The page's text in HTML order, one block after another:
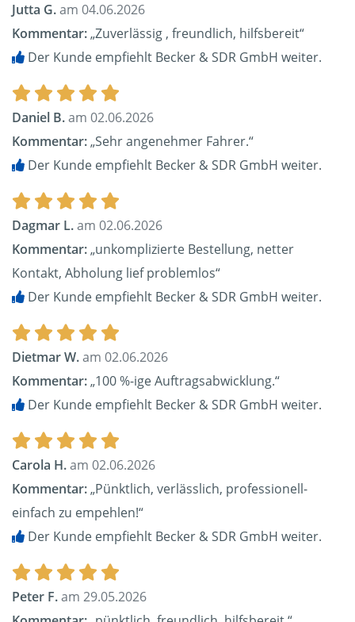
Jutta G.am 04.06.2026
Kommentar:„Zuverlässig , freundlich, hilfsbereit“
Der Kunde empfiehlt Becker & SDR GmbH weiter.
Daniel B.am 02.06.2026
Kommentar:„Sehr angenehmer Fahrer.“
Der Kunde empfiehlt Becker & SDR GmbH weiter.
Dagmar L.am 02.06.2026
Kommentar:„unkomplizierte Bestellung, netter
Kontakt, Abholung lief problemlos“
Der Kunde empfiehlt Becker & SDR GmbH weiter.
Dietmar W.am 02.06.2026
Kommentar:„100 %-ige Auftragsabwicklung.“
Der Kunde empfiehlt Becker & SDR GmbH weiter.
Carola H.am 02.06.2026
Kommentar:„Pünktlich, verlässlich, professionell-
einfach zu empehlen!“
Der Kunde empfiehlt Becker & SDR GmbH weiter.
Peter F.am 29.05.2026